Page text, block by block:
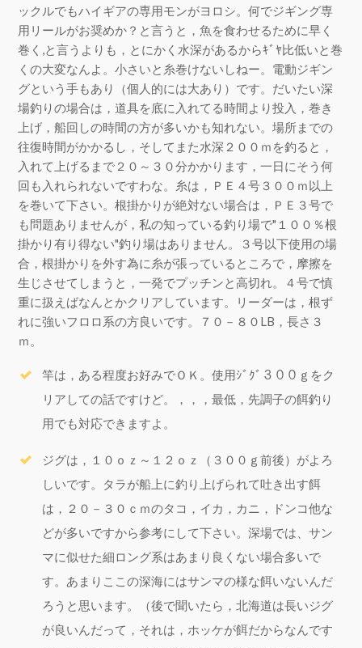
ックルでもハイギアの専用モンがヨロシ。何でジギング専
用リールがお奨めか？と言うと，魚を食わせるために早く
巻く,と言うよりも，とにかく水深があるからｷﾞﾔ比低いと巻
くの大変なんよ。小さいと糸巻けないしねー。電動ジギン
グという手もあり（個人的には大あり）です。だいたい深
場釣りの場合は，道具を底に入れてる時間より投入，巻き
上げ，船回しの時間の方が多いかも知れない。場所までの
往復時間がかかるし，そしてまた水深２００ｍを釣ると，
入れて上げるまで２０～３０分かかります，一日にそう何
回も入れられないですわな。糸は，ＰＥ４号３００ｍ以上
を巻いて下さい。根掛かりが絶対ない場合は，ＰＥ３号で
も問題ありませんが，私の知っている釣り場で"１００％根
掛かり有り得ない"釣り場はありません。３号以下使用の場
合，根掛かりを外す為に糸が張っているところで，摩擦を
生じさせてしまうと，一発でプッチンと高切れ。４号で慎
重に扱えばなんとかクリアしています。リーダーは，根ず
れに強いフロロ系の方良いです。７０－８０LB，長さ３
ｍ。
竿は，ある程度お好みでＯＫ。使用ｼﾞｸﾞ３００ｇをク
リアしての話ですけど。，，，最低，先調子の餌釣り
用でも対応できますよ。
ジグは，１０ｏｚ～１２ｏｚ（３００ｇ前後）がよろ
しいです。タラが船上に釣り上げられて吐き出す餌
は，２０－３０ｃｍのタコ，イカ，カニ，ドンコ他な
どが多いですから参考にして下さい。深場では、サン
マに似せた細ロング系はあまり良くない場合多いで
す。あまりここの深海にはサンマの様な餌いないんだ
ろうと思います。（後で聞いたら，北海道は長いジグ
が良いんだって，それは，ホッケが餌だからなんです